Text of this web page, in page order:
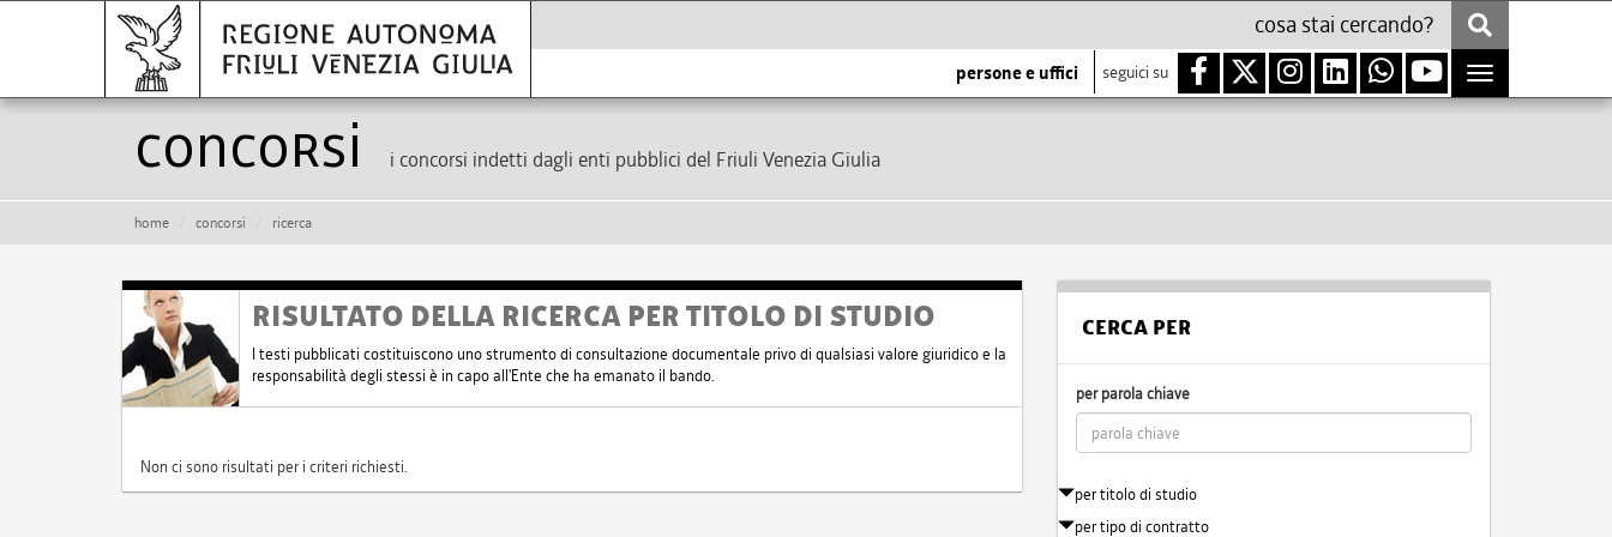
persone e uffici seguici su
Toggle
navigation
Concorsi i concorsi indetti dagli enti pubblici del Friuli Venezia Giulia
home concorsi ricerca
RISULTATO DELLA RICERCA PER TITOLO DI STUDIO
I testi pubblicati costituiscono uno strumento di consultazione documentale privo di qualsiasi valore giuridico e la
responsabilità degli stessi è in capo all'Ente che ha emanato il bando.
Non ci sono risultati per i criteri richiesti.
CERCA PER
per parola chiave
per titolo di studio
per tipo di contratto